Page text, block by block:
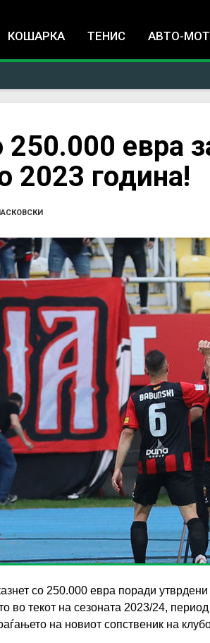
КОШАРКА ТЕНИС АВТО-
250.000 евра
2023 година!
со 250.000 евра поради утврдени
во текот на сезоната 2023/24, период
на новиот сопственик на